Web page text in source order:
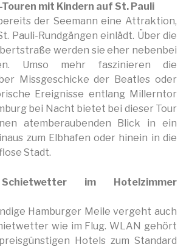
mit Kindern auf St. Pauli
der Seemann eine Attraktion,
Pauli-Rundgängen einlädt. Über die
werden sie eher nebenbei
Umso mehr faszinieren die
Missgeschicke der Beatles oder
Ereignisse entlang Millerntor
bei Nacht bietet bei dieser Tour
atemberaubenden Blick in ein
zum Elbhafen oder hinein in die
Stadt.
im Hotelzimmer
Hamburger Meile vergeht auch
wie im Flug. WLAN gehört
Hotels zum Standard